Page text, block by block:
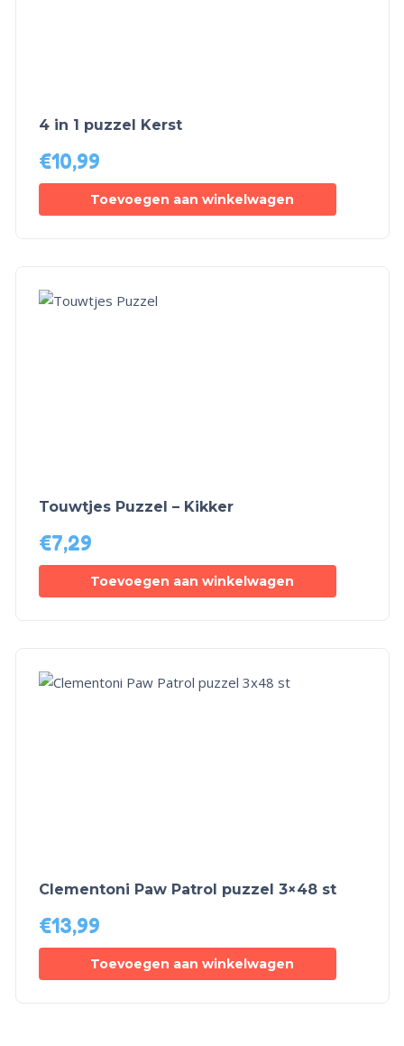
4 in 1 puzzel Kerst
€10,99
Toevoegen aan winkelwagen
Touwtjes Puzzel – Kikker
€7,29
Toevoegen aan winkelwagen
Clementoni Paw Patrol puzzel 3×48 st
€13,99
Toevoegen aan winkelwagen